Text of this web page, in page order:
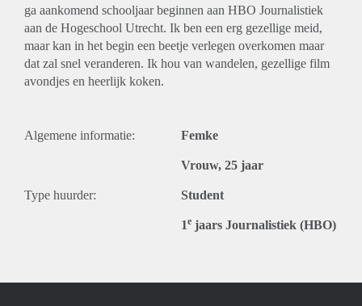
ga aankomend schooljaar beginnen aan HBO Journalistiek
aan de Hogeschool Utrecht. Ik ben een erg gezellige meid,
maar kan in het begin een beetje verlegen overkomen maar
dat zal snel veranderen. Ik hou van wandelen, gezellige film
avondjes en heerlijk koken.
Algemene informatie: Femke
Vrouw, 25 jaar
Type huurder: Student
1e jaars Journalistiek (HBO)